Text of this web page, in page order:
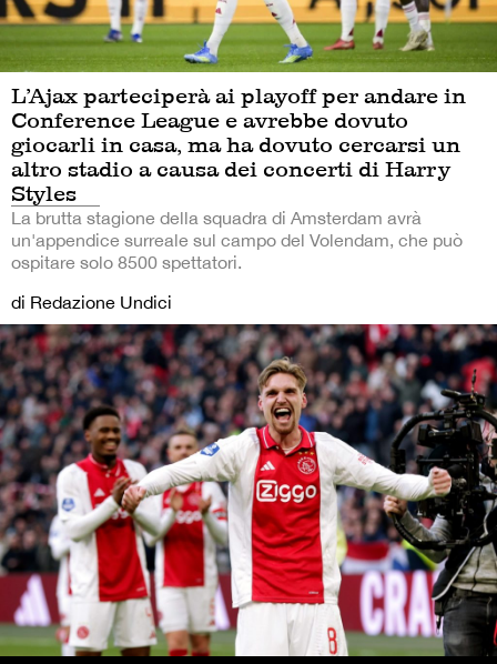
L’Ajax parteciperà ai playoff per andare in
Conference League e avrebbe dovuto
giocarli in casa, ma ha dovuto cercarsi un
altro stadio a causa dei concerti di Harry
Styles
La brutta stagione della squadra di Amsterdam avrà
un'appendice surreale sul campo del Volendam, che può
ospitare solo 8500 spettatori.
di Redazione Undici